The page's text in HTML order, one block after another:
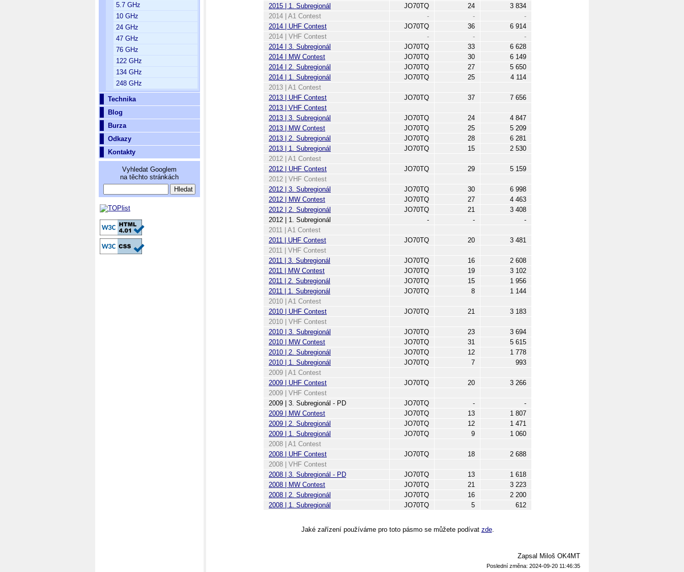
5.7 GHz
10 GHz
24 GHz
47 GHz
76 GHz
122 GHz
134 GHz
248 GHz
Technika
Blog
Burza
Odkazy
Kontakty
Vyhledat Googlem
na těchto stránkách
2015 | 1. Subregionál
JO70TQ 24
3 834
2014 | A1 Contest
- -
-
2014 | UHF Contest
JO70TQ 36
6 914
2014 | VHF Contest
- -
-
2014 | 3. Subregionál
JO70TQ 33
6 628
2014 | MW Contest
JO70TQ 30
6 149
2014 | 2. Subregionál
JO70TQ 27
5 650
2014 | 1. Subregionál
JO70TQ 25
4 114
2013 | A1 Contest
2013 | UHF Contest
JO70TQ 37
7 656
2013 | VHF Contest
2013 | 3. Subregionál
JO70TQ 24
4 847
2013 | MW Contest
JO70TQ 25
5 209
2013 | 2. Subregionál
JO70TQ 28
6 281
2013 | 1. Subregionál
JO70TQ 15
2 530
2012 | A1 Contest
2012 | UHF Contest
JO70TQ 29
5 159
2012 | VHF Contest
2012 | 3. Subregionál
JO70TQ 30
6 998
2012 | MW Contest
JO70TQ 27
4 463
2012 | 2. Subregionál
JO70TQ 21
3 408
2012 | 1. Subregionál
- -
-
2011 | A1 Contest
2011 | UHF Contest
JO70TQ 20
3 481
2011 | VHF Contest
2011 | 3. Subregionál
JO70TQ 16
2 608
2011 | MW Contest
JO70TQ 19
3 102
2011 | 2. Subregionál
JO70TQ 15
1 956
2011 | 1. Subregionál
JO70TQ 8
1 144
2010 | A1 Contest
2010 | UHF Contest
JO70TQ 21
3 183
2010 | VHF Contest
2010 | 3. Subregionál
JO70TQ 23
3 694
2010 | MW Contest
JO70TQ 31
5 615
2010 | 2. Subregionál
JO70TQ 12
1 778
2010 | 1. Subregionál
JO70TQ 7
993
2009 | A1 Contest
2009 | UHF Contest
JO70TQ 20
3 266
2009 | VHF Contest
2009 | 3. Subregionál - PD
JO70TQ -
-
2009 | MW Contest
JO70TQ 13
1 807
2009 | 2. Subregionál
JO70TQ 12
1 471
2009 | 1. Subregionál
JO70TQ 9
1 060
2008 | A1 Contest
2008 | UHF Contest
JO70TQ 18
2 688
2008 | VHF Contest
2008 | 3. Subregionál - PD
JO70TQ 13
1 618
2008 | MW Contest
JO70TQ 21
3 223
2008 | 2. Subregionál
JO70TQ 16
2 200
2008 | 1. Subregionál
JO70TQ 5 612
Jaké zařízení používáme pro toto pásmo se můžete podívat zde.
Zapsal Miloš OK4MT
Poslední změna: 2024-09-20 11:46:35